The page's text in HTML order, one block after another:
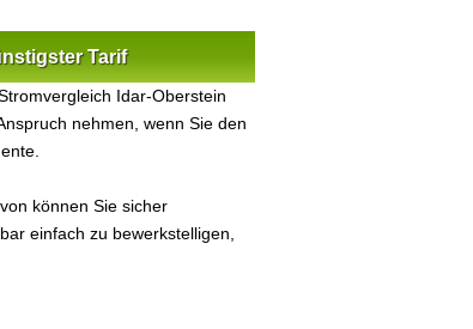
Tarif
Idar-Oberstein
nehmen, wenn Sie den
können Sie sicher
einfach zu bewerkstelligen,